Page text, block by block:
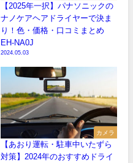
【2025年一択】パナソニックの
ナノケアヘアドライヤーで決ま
り！色・価格・口コミまとめ
EH-NA0J
2024.05.03
カメラ
【あおり運転・駐車中いたずら
対策】2024年のおすすめドライ